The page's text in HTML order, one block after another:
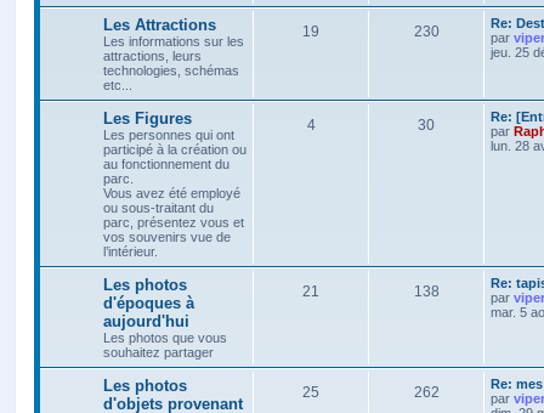
Les Attractions
Les informations sur les
attractions, leurs
technologies, schémas
etc...
19 230
Re:
par
jeu. 25
Les Figures
Les personnes qui ont
participé à la création ou
au fonctionnement du
parc.
Vous avez été employé
ou sous-traitant du
parc, présentez vous et
vos souvenirs vue de
l’intérieur.
4 30
Re:
par
lun. 28
Les photos
d'époques à
aujourd'hui
Les photos que vous
souhaitez partager
21 138
Re:
par
mar. 5
Les photos
d'objets provenant
25 262
Re:
par